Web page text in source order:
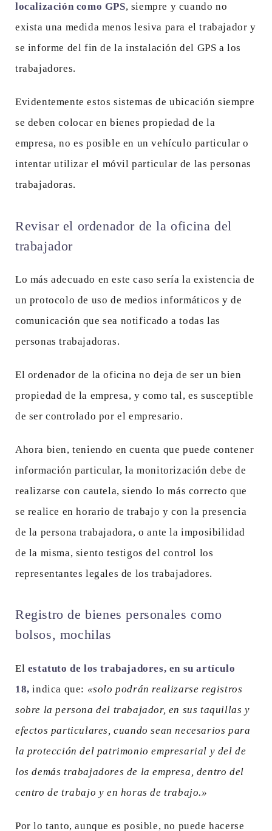
localización como GPS, siempre y cuando no
exista una medida menos lesiva para el trabajador y
se informe del fin de la instalación del GPS a los
trabajadores.
Evidentemente estos sistemas de ubicación siempre
se deben colocar en bienes propiedad de la
empresa, no es posible en un vehículo particular o
intentar utilizar el móvil particular de las personas
trabajadoras.
Revisar el ordenador de la oficina del
trabajador
Lo más adecuado en este caso sería la existencia de
un protocolo de uso de medios informáticos y de
comunicación que sea notificado a todas las
personas trabajadoras.
El ordenador de la oficina no deja de ser un bien
propiedad de la empresa, y como tal, es susceptible
de ser controlado por el empresario.
Ahora bien, teniendo en cuenta que puede contener
información particular, la monitorización debe de
realizarse con cautela, siendo lo más correcto que
se realice en horario de trabajo y con la presencia
de la persona trabajadora, o ante la imposibilidad
de la misma, siento testigos del control los
representantes legales de los trabajadores.
Registro de bienes personales como
bolsos, mochilas
El estatuto de los trabajadores, en su artículo
18, indica que: «solo podrán realizarse registros
sobre la persona del trabajador, en sus taquillas y
efectos particulares, cuando sean necesarios para
la protección del patrimonio empresarial y del de
los demás trabajadores de la empresa, dentro del
centro de trabajo y en horas de trabajo.»
Por lo tanto, aunque es posible, no puede hacerse